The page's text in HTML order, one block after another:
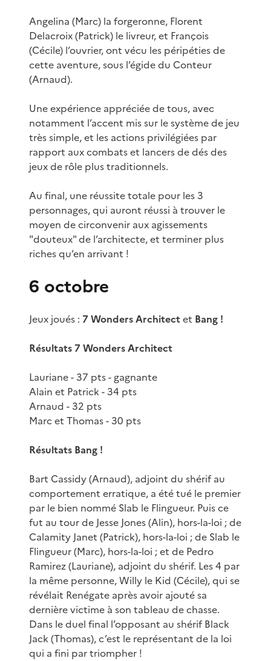
Angelina (Marc) la forgeronne, Florent
Delacroix (Patrick) le livreur, et François
(Cécile) l’ouvrier, ont vécu les péripéties de
cette aventure, sous l’égide du Conteur
(Arnaud).
Une expérience appréciée de tous, avec
notamment l’accent mis sur le système de jeu
très simple, et les actions privilégiées par
rapport aux combats et lancers de dés des
jeux de rôle plus traditionnels.
Au final, une réussite totale pour les 3
personnages, qui auront réussi à trouver le
moyen de circonvenir aux agissements
"douteux" de l’architecte, et terminer plus
riches qu’en arrivant !
6 octobre
Jeux joués : 7 Wonders Architectet Bang !
Résultats 7 Wonders Architect
Lauriane - 37 pts - gagnante
Alain et Patrick - 34 pts
Arnaud - 32 pts
Marc et Thomas - 30 pts
Résultats Bang !
Bart Cassidy (Arnaud), adjoint du shérif au
comportement erratique, a été tué le premier
par le bien nommé Slab le Flingueur. Puis ce
fut au tour de Jesse Jones (Alin), hors-la-loi ; de
Calamity Janet (Patrick), hors-la-loi ; de Slab le
Flingueur (Marc), hors-la-loi ; et de Pedro
Ramirez (Lauriane), adjoint du shérif. Les 4 par
la même personne, Willy le Kid (Cécile), qui se
révélait Renégate après avoir ajouté sa
dernière victime à son tableau de chasse.
Dans le duel final l’opposant au shérif Black
Jack (Thomas), c’est le représentant de la loi
qui a fini par triompher !